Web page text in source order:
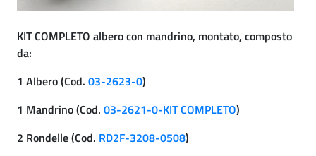
KIT COMPLETO albero con mandrino, montato, composto
da:
1 Albero (Cod. 03-2623-0)
1 Mandrino (Cod. 03-2621-0-KIT COMPLETO)
2 Rondelle (Cod. RD2F-3208-0508)